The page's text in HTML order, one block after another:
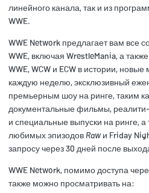
линейного канала, так и из
WWE.
WWE Network предлагает вам все
WWE, включая WrestleMania, а
WWE, WCW и ECW в истории,
каждую неделю, эксклюзивный
премьерным шоу на ринге, таким
документальные фильмы,
и специальные выпуски на ринге,
любимых эпизодов Rawи Friday
запросу через 30 дней после
WWE Network, помимо доступа
также можно просматривать на: